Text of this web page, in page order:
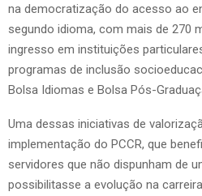
na democratização do acesso ao
segundo idioma, com mais de 270
ingresso em instituições
programas de inclusão
Bolsa Idiomas e Bolsa Pós-
Uma dessas iniciativas de
implementação do PCCR, que
servidores que não dispunham de
possibilitasse a evolução na